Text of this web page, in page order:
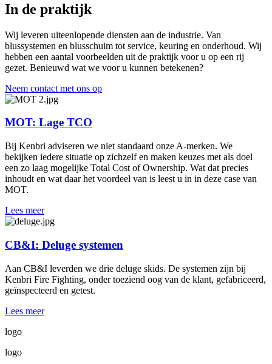
In de praktijk
Wij leveren uiteenlopende diensten aan de industrie. Van
blussystemen en blusschuim tot service, keuring en onderhoud. Wij
hebben een aantal voorbeelden uit de praktijk voor u op een rij
gezet. Benieuwd wat we voor u kunnen betekenen?
Neem contact met ons op
MOT: Lage TCO
Bij Kenbri adviseren we niet standaard onze A-merken. We
bekijken iedere situatie op zichzelf en maken keuzes met als doel
een zo laag mogelijke Total Cost of Ownership. Wat dat precies
inhoudt en wat daar het voordeel van is leest u in in deze case van
MOT.
Lees meer
CB&I: Deluge systemen
Aan CB&I leverden we drie deluge skids. De systemen zijn bij
Kenbri Fire Fighting, onder toeziend oog van de klant, gefabriceerd,
geïnspecteerd en getest.
Lees meer
logo
logo